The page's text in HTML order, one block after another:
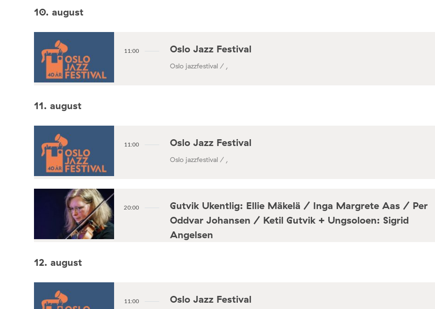
10. august
11:00 Oslo Jazz Festival
Oslo jazzfestival / ,
11. august
11:00 Oslo Jazz Festival
Oslo jazzfestival / ,
20:00
Gutvik Ukentlig: Ellie Mäkelä / Inga Margrete Aas / Per
Oddvar Johansen / Ketil Gutvik + Ungsoloen: Sigrid
Angelsen
12. august
11:00 Oslo Jazz Festival